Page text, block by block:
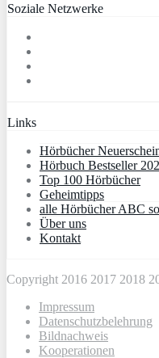
Soziale Netzwerke
Links
Hörbücher
Hörbuch Bestseller
Top 100 Hörbücher
Geheimtipps
alle Hörbücher ABC
Über uns
Kontakt
Copyright 2016 2017 2018
Impressum
Datenschutzbelehrung
Bildnachweis
Kooperationen